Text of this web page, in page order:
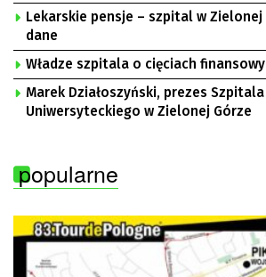
Lekarskie pensje – szpital w Zielonej
dane
Władze szpitala o cięciach
Marek Działoszyński, prezes Szpitala
Uniwersyteckiego w Zielonej Górze
popularne